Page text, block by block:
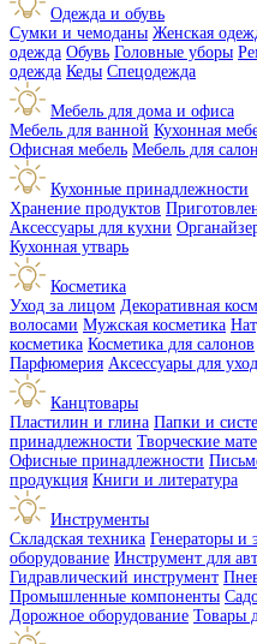
Одежда и обувь
Сумки и чемоданы Женская
одежда Обувь Головные уборы
одежда Кеды Спецодежда
Мебель для дома и офиса
Мебель для ванной Кухонная
Офисная мебель Мебель для
Кухонные принадлежности
Хранение продуктов
Аксессуары для кухни
Кухонная утварь
Косметика
Уход за лицом Декоративная
волосами Мужская косметика
косметика Косметика для салонов
Парфюмерия Аксессуары для
Канцтовары
Пластилин и глина Папки и
принадлежности Творческие
Офисные принадлежности
продукция Книги и литература
Инструменты
Складская техника Генераторы и
оборудование Инструмент для
Гидравлический инструмент
Промышленные компоненты
Дорожное оборудование Товары